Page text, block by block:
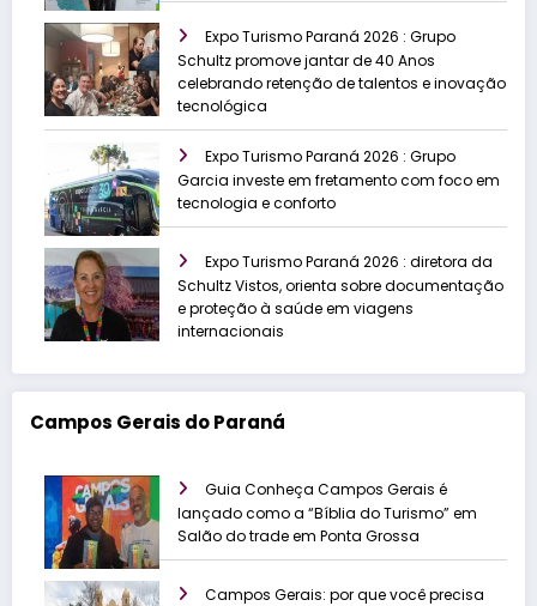
Expo Turismo Paraná 2026 : Grupo
Schultz promove jantar de 40 Anos
celebrando retenção de talentos e inovação
tecnológica
Expo Turismo Paraná 2026 : Grupo
Garcia investe em fretamento com foco em
tecnologia e conforto
Expo Turismo Paraná 2026 : diretora da
Schultz Vistos, orienta sobre documentação
e proteção à saúde em viagens
internacionais
Campos Gerais do Paraná
Guia Conheça Campos Gerais é
lançado como a “Bíblia do Turismo” em
Salão do trade em Ponta Grossa
Campos Gerais: por que você precisa